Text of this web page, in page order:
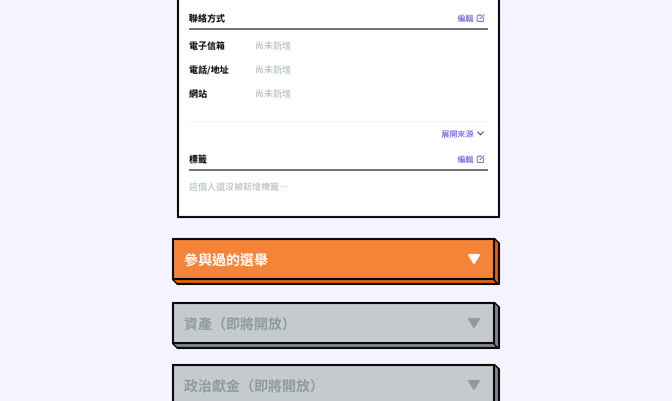
聯絡方式 編輯
電子信箱
尚未新增
電話/地址
尚未新增
網站
尚未新增
展開來源
標籤 編輯
這個人還沒被新增標籤⋯
參與過的選舉
資產（即將開放）
政治獻金（即將開放）